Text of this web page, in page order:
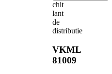
chit
lant
de
distributie
VKML
81009